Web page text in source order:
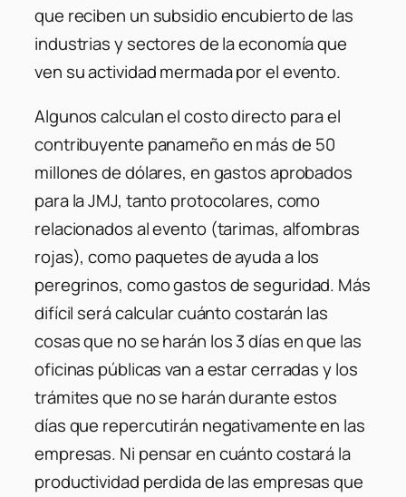
que reciben un subsidio encubierto de las
industrias y sectores de la economía que
ven su actividad mermada por el evento.
Algunos calculan el costo directo para el
contribuyente panameño en más de 50
millones de dólares, en gastos aprobados
para la JMJ, tanto protocolares, como
relacionados al evento (tarimas, alfombras
rojas), como paquetes de ayuda a los
peregrinos, como gastos de seguridad. Más
difícil será calcular cuánto costarán las
cosas que no se harán los 3 días en que las
oficinas públicas van a estar cerradas y los
trámites que no se harán durante estos
días que repercutirán negativamente en las
empresas. Ni pensar en cuánto costará la
productividad perdida de las empresas que